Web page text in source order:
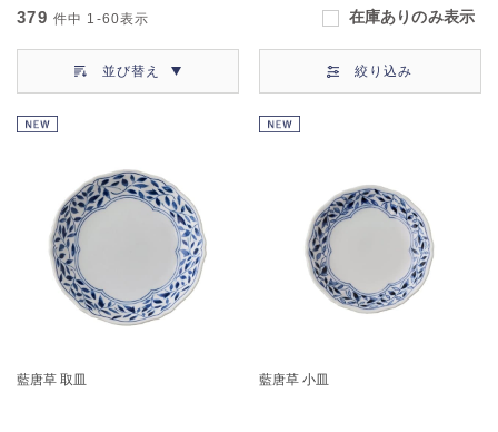
379 件中 1-60表示 在庫ありのみ表示
並び替え 絞り込み
藍唐草 取皿 藍唐草 小皿